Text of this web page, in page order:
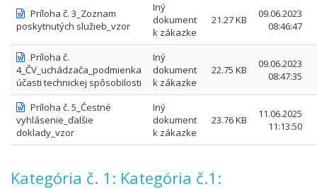
Príloha č. 3_Zoznam
poskytnutých služieb_vzor
Iný
dokument
k zákazke
21.27 KB
09.06.2023
08:46:47
Príloha č.
4_ČV_uchádzača_podmienka
účasti technickej spôsobilosti
Iný
dokument
k zákazke
22.75 KB
09.06.2023
08:47:35
Príloha č. 5_Čestné
vyhlásenie_ďalšie
doklady_vzor
Iný
dokument
k zákazke
23.76 KB
11.06.2025
11:13:50
Kategória č. 1: Kategória č.1: